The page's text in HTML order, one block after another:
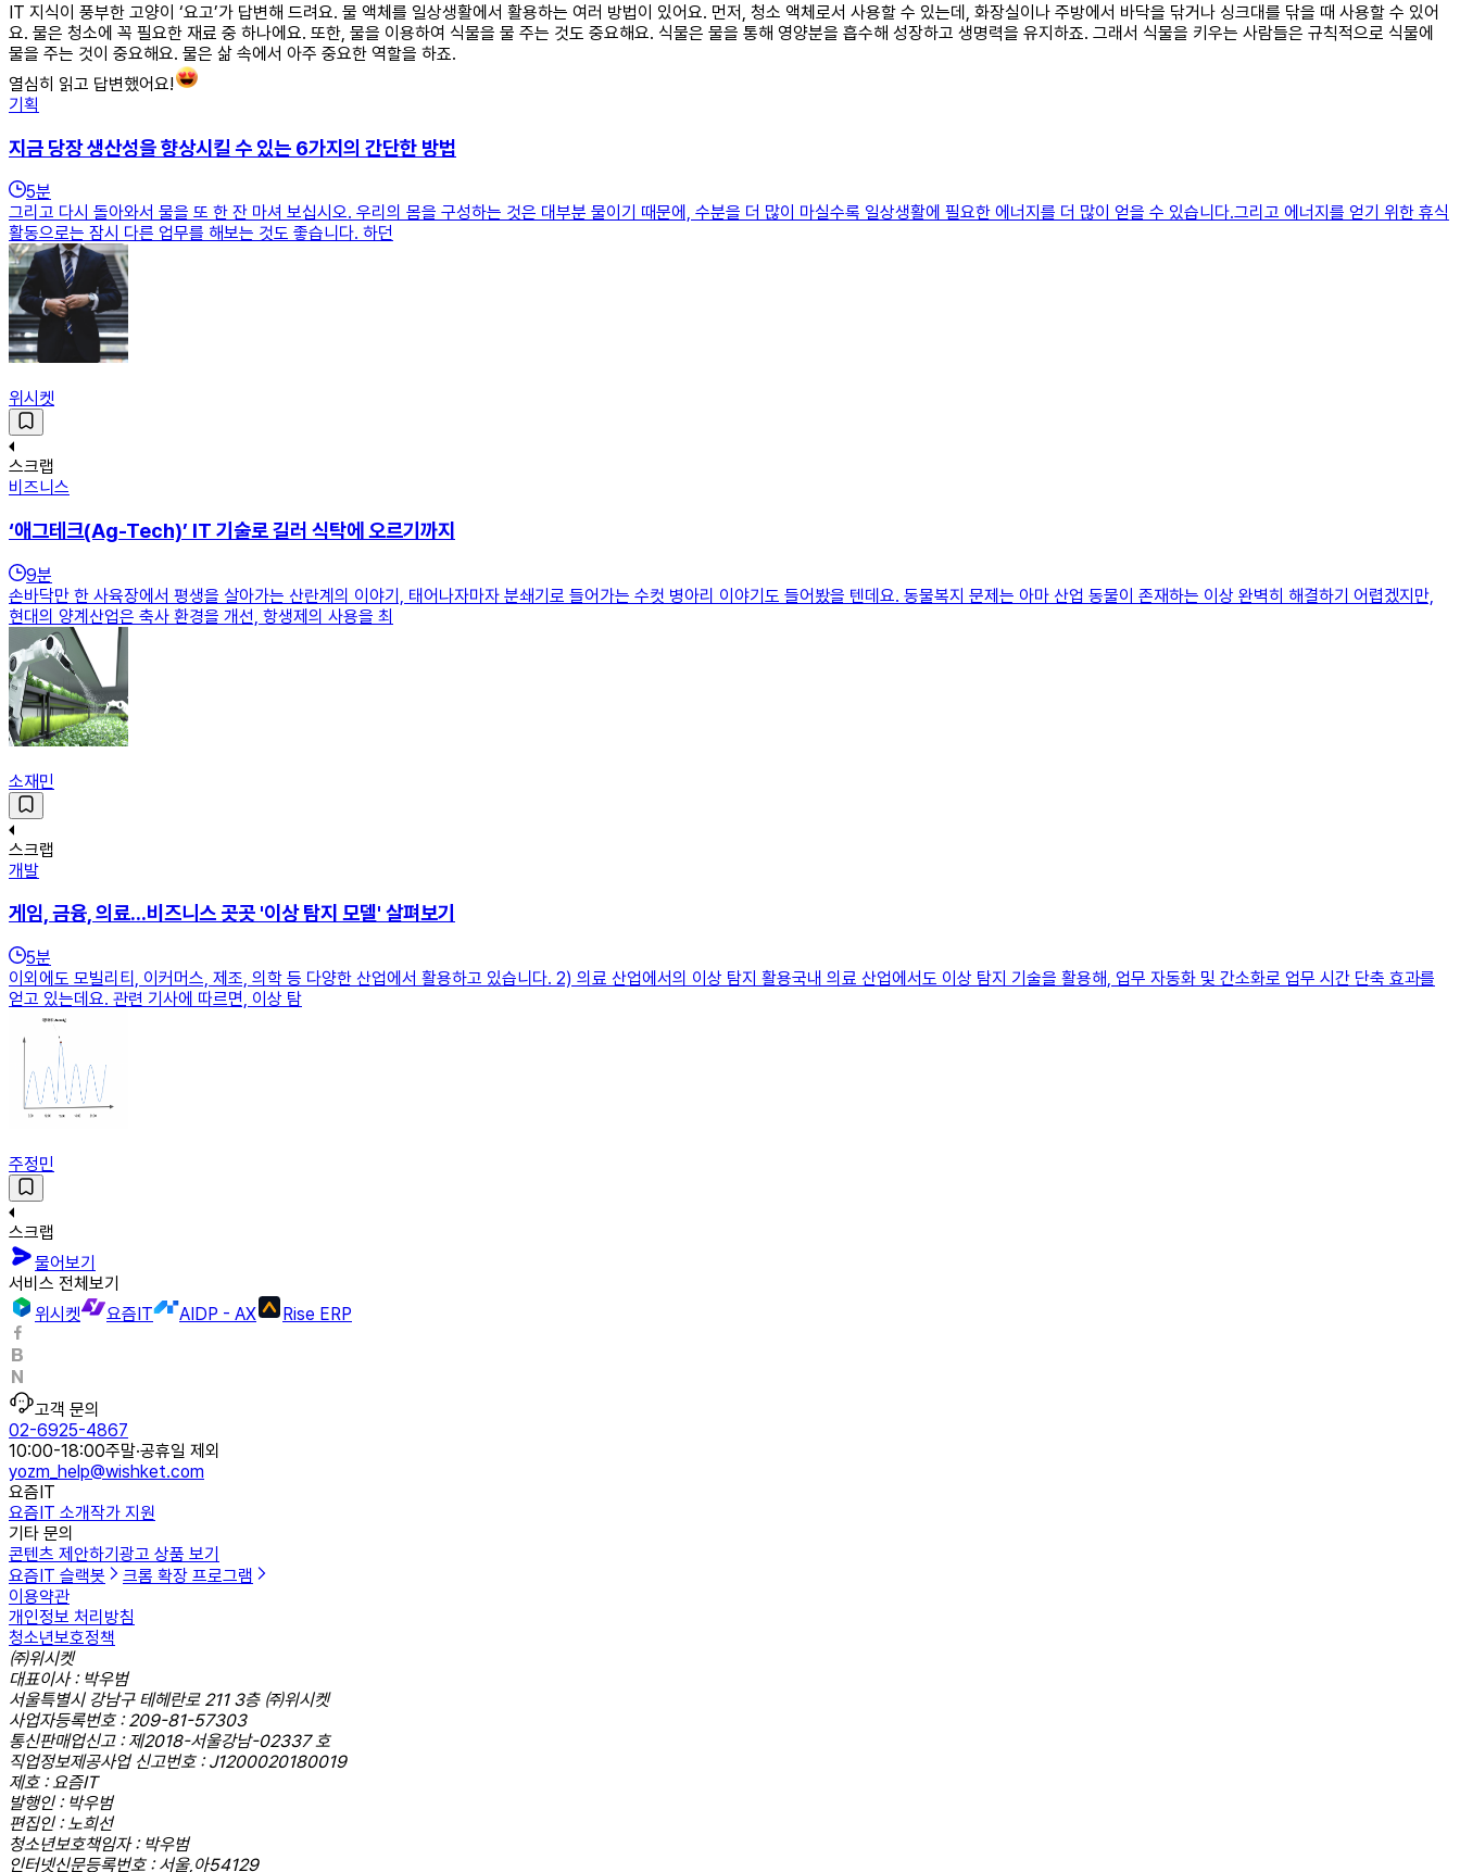
IT 지식이 풍부한 고양이 ‘요고’가 답변해 드려요. 물 액체를 일상생활에서 활용하는 여러 방법이 있어요. 먼저, 청소 액체로서 사용할 수 있는데, 화장실이나 주방에서 바닥을 닦거나 싱크대를 닦을 때 사용할 수 있어
요. 물은 청소에 꼭 필요한 재료 중 하나에요. 또한, 물을 이용하여 식물을 물 주는 것도 중요해요. 식물은 물을 통해 영양분을 흡수해 성장하고 생명력을 유지하죠. 그래서 식물을 키우는 사람들은 규칙적으로 식물에
물을 주는 것이 중요해요. 물은 삶 속에서 아주 중요한 역할을 하죠.
열심히 읽고 답변했어요!
기획
지금 당장 생산성을 향상시킬 수 있는 6가지의 간단한 방법
5분
그리고 다시 돌아와서 물을 또 한 잔 마셔 보십시오. 우리의 몸을 구성하는 것은 대부분 물이기 때문에, 수분을 더 많이 마실수록 일상생활에 필요한 에너지를 더 많이 얻을 수 있습니다.그리고 에너지를 얻기 위한 휴식
활동으로는 잠시 다른 업무를 해보는 것도 좋습니다. 하던
위시켓
스크랩
비즈니스
‘애그테크(Ag-Tech)’ IT 기술로 길러 식탁에 오르기까지
9분
손바닥만 한 사육장에서 평생을 살아가는 산란계의 이야기, 태어나자마자 분쇄기로 들어가는 수컷 병아리 이야기도 들어봤을 텐데요. 동물복지 문제는 아마 산업 동물이 존재하는 이상 완벽히 해결하기 어렵겠지만,
현대의 양계산업은 축사 환경을 개선, 항생제의 사용을 최
소재민
스크랩
개발
게임, 금융, 의료...비즈니스 곳곳 '이상 탐지 모델' 살펴보기
5분
이외에도 모빌리티, 이커머스, 제조, 의학 등 다양한 산업에서 활용하고 있습니다. 2) 의료 산업에서의 이상 탐지 활용국내 의료 산업에서도 이상 탐지 기술을 활용해, 업무 자동화 및 간소화로 업무 시간 단축 효과를
얻고 있는데요. 관련 기사에 따르면, 이상 탐
주정민
스크랩
물어보기
서비스 전체보기
위시켓
요즘IT AIDP - AX Rise ERP
고객 문의
02-6925-4867
10:00-18:00주말·공휴일 제외
yozm_help@wishket.com
요즘IT
요즘IT 소개작가 지원
기타 문의
콘텐츠 제안하기 광고 상품 보기
요즘IT 슬랙봇
크롬 확장 프로그램
이용약관
개인정보 처리방침
청소년보호정책
㈜위시켓
대표이사 : 박우범
서울특별시 강남구 테헤란로 211 3층 ㈜위시켓
사업자등록번호 : 209-81-57303
통신판매업신고 : 제2018-서울강남-02337 호
직업정보제공사업 신고번호 : J1200020180019
제호 : 요즘IT
발행인 : 박우범
편집인 : 노희선
청소년보호책임자 : 박우범
인터넷신문등록번호 : 서울,아54129